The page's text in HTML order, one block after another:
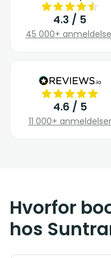
4.3 / 5
45 000+
4.6 / 5
11 000+ anmeldelser
Hvorfor
hos